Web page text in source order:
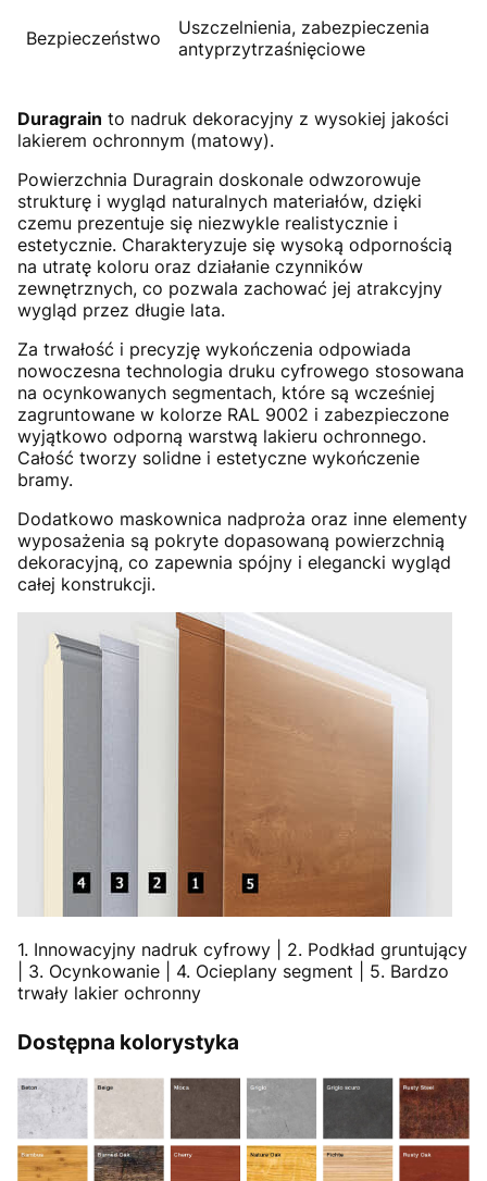
Bezpieczeństwo
Uszczelnienia, zabezpieczenia
antyprzytrzaśnięciowe
Duragrain to nadruk dekoracyjny z wysokiej jakości
lakierem ochronnym (matowy).
Powierzchnia Duragrain doskonale odwzorowuje
strukturę i wygląd naturalnych materiałów, dzięki
czemu prezentuje się niezwykle realistycznie i
estetycznie. Charakteryzuje się wysoką odpornością
na utratę koloru oraz działanie czynników
zewnętrznych, co pozwala zachować jej atrakcyjny
wygląd przez długie lata.
Za trwałość i precyzję wykończenia odpowiada
nowoczesna technologia druku cyfrowego stosowana
na ocynkowanych segmentach, które są wcześniej
zagruntowane w kolorze RAL 9002 i zabezpieczone
wyjątkowo odporną warstwą lakieru ochronnego.
Całość tworzy solidne i estetyczne wykończenie
bramy.
Dodatkowo maskownica nadproża oraz inne elementy
wyposażenia są pokryte dopasowaną powierzchnią
dekoracyjną, co zapewnia spójny i elegancki wygląd
całej konstrukcji.
1. Innowacyjny nadruk cyfrowy | 2. Podkład gruntujący
| 3. Ocynkowanie | 4. Ocieplany segment | 5. Bardzo
trwały lakier ochronny
Dostępna kolorystyka